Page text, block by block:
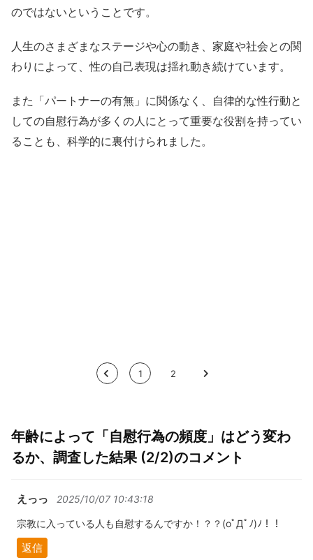
のではないということです。
人生のさまざまなステージや心の動き、家庭や社会との関
わりによって、性の自己表現は揺れ動き続けています。
また「パートナーの有無」に関係なく、自律的な性行動と
しての自慰行為が多くの人にとって重要な役割を持ってい
ることも、科学的に裏付けられました。
< 1 2 >
年齢によって「自慰行為の頻度」はどう変わ
るか、調査した結果 (2/2)のコメント
えっっ 2025/10/07 10:43:18
宗教に入っている人も自慰するんですか！？？(oﾟДﾟﾉ)ﾉ！！
返信